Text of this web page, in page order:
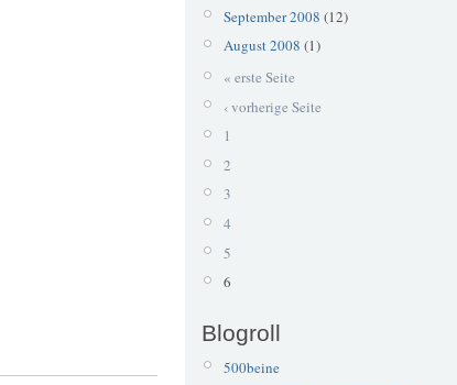
September 2008 (12)
August 2008 (1)
« erste Seite
‹ vorherige Seite
1
2
3
4
5
6
Blogroll
500beine